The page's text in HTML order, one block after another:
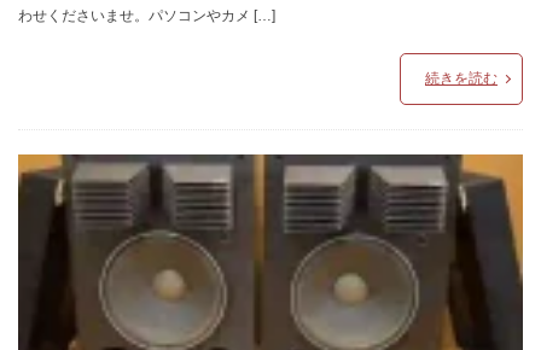
わせくださいませ。パソコンやカメ […]
続きを読む